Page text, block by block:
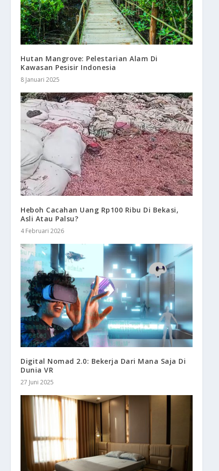
Hutan Mangrove: Pelestarian Alam Di
Kawasan Pesisir Indonesia
8 Januari 2025
Heboh Cacahan Uang Rp100 Ribu Di Bekasi,
Asli Atau Palsu?
4 Februari 2026
Digital Nomad 2.0: Bekerja Dari Mana Saja Di
Dunia VR
27 Juni 2025